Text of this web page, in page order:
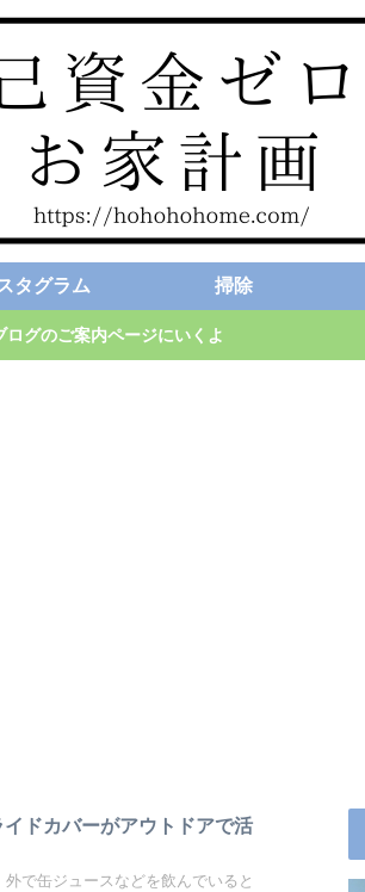
タグラム 掃除
グのご案内ページにいくよ
ドカバーがアウトドアで活
で缶ジュースなどを飲んでいると